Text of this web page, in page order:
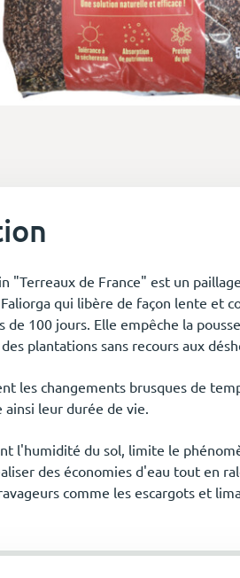
"Terreaux de France" est un
qui libère de façon lente et
de 100 jours. Elle empêche la
plantations sans recours aux
les changements brusques de
leur durée de vie.
l'humidité du sol, limite le
des économies d'eau tout en
comme les escargots et